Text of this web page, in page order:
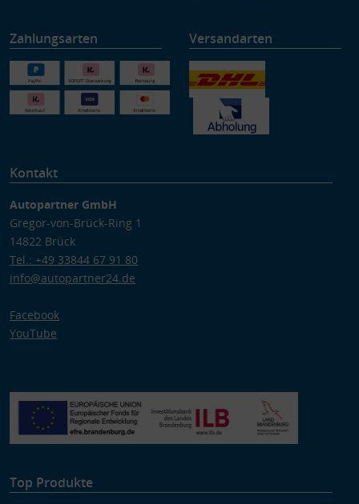
Zahlungsarten Versandarten
Kontakt
Autopartner GmbH
Gregor-von-Brück-Ring 1
14822 Brück
Tel.: +49 33844 67 91 80
info@autopartner24.de
Facebook
YouTube
Top Produkte